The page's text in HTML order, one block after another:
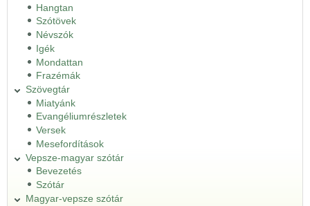
Hangtan
Szótövek
Névszók
Igék
Mondattan
Frazémák
Szövegtár
Miatyánk
Evangéliumrészletek
Versek
Mesefordítások
Vepsze-magyar szótár
Bevezetés
Szótár
Magyar-vepsze szótár